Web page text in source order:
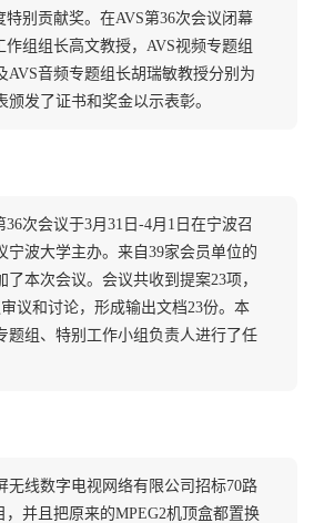
特别贡献奖。在AVS第36次会议闭幕
作组组长高文教授，AVS视频专题组
AVS音频专题组长胡瑞敏教授分别为
颁发了证书和奖金以示表彰。
36次会议于3月31日-4月1日在宁波召
宁波大学主办。来自39家会员单位的
了本次会议。会议共收到提案23项，
议和讨论，形成输出文档23份。本
题组、特别工作小组负责人进行了任
无线数字电视网络有限公司招标70路
，并且把原来的MPEG2机顶盒都置换